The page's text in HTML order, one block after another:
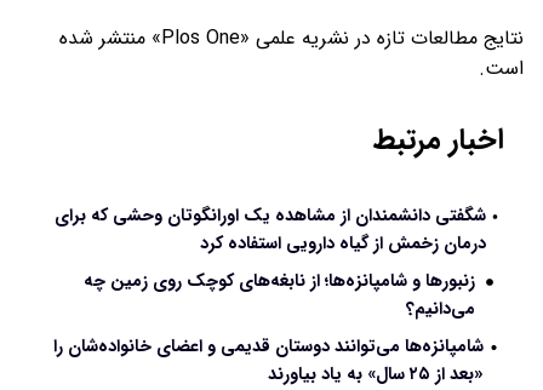
نتایج مطالعات تازه در نشریه علمی «Plos One» منتشر شده
است.
اخبار مرتبط
شگفتی دانشمندان از مشاهده یک اورانگوتان وحشی که برای
درمان زخمش از گیاه دارویی استفاده کرد
زنبورها و شامپانزه‌ها؛ از نابغه‌های کوچک روی زمین چه
می‌دانیم؟
شامپانزه‌ها می‌توانند دوستان قدیمی و اعضای خانواده‌شان را
«بعد از ۲۵ سال» به یاد بیاورند